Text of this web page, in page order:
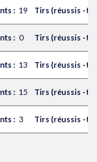
19
0
13
15
3